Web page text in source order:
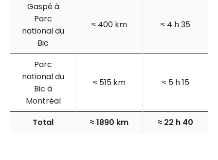
Gaspé à
Parc
national du
Bic
≈ 400 km ≈ 4 h 35
Parc
national du
Bic à
Montréal
≈ 515 km ≈ 5 h 15
Total ≈ 1890 km ≈ 22 h 40